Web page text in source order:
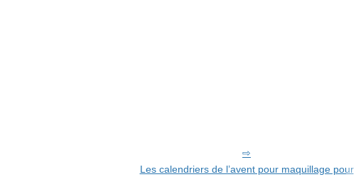
Les calendriers de l’avent pour maquillage pour